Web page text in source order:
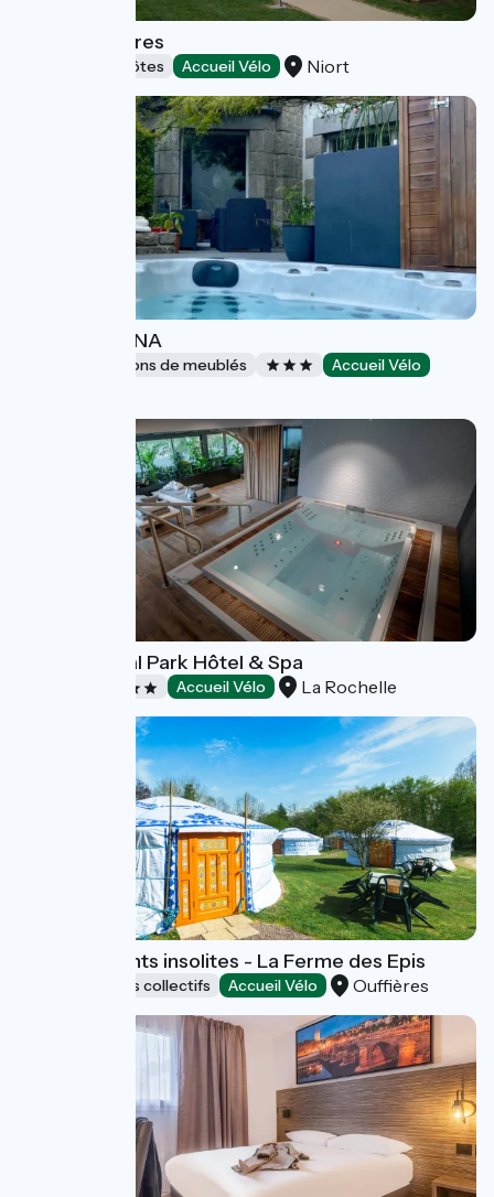
Logis de Sèvres
Chambres d'Hôtes Accueil Vélo Niort
VILLA MEDENA
Gîtes et locations de meublés Accueil Vélo
Hôtel Central Park Hôtel & Spa
Accueil Vélo La Rochelle
Hébergements insolites - La Ferme des Epis
Hébergements collectifs Accueil Vélo Ouffières